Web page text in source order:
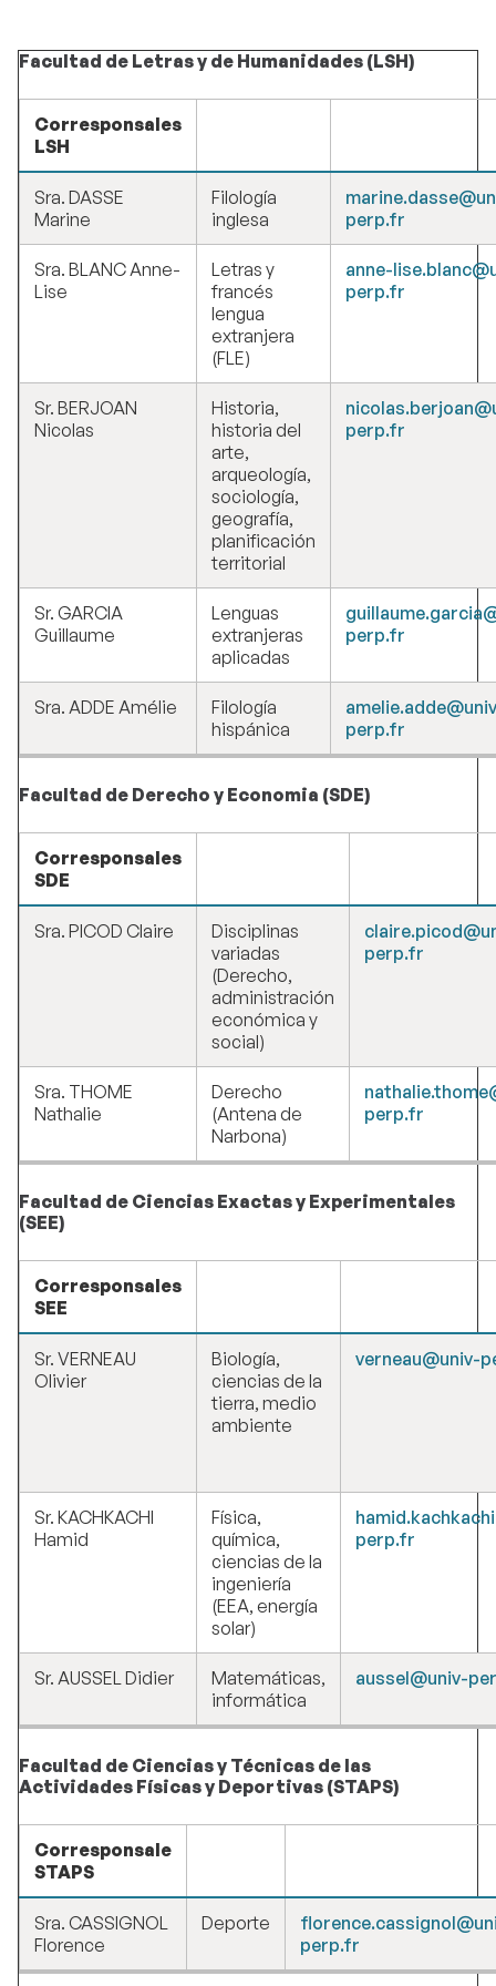
Facultad de Letras y de Humanidades (LSH)
Corresponsales
LSH
Sra. DASSE
Marine
Filología
inglesa
perp.fr
Sra. BLANC Anne-
Lise
Letras y
francés
lengua
extranjera
(FLE)
anne-
perp.fr
Sr. BERJOAN
Nicolas
Historia,
historia del
arte,
arqueología,
sociología,
geografía,
planificación
territorial
perp.fr
Sr. GARCIA
Guillaume
Lenguas
extranjeras
aplicadas
perp.fr
Sra. ADDE Amélie
Filología
hispánica
perp.fr
Facultad de Derecho y Economia (SDE)
Corresponsales
SDE
Sra. PICOD Claire
Disciplinas
variadas
(Derecho,
administración
económica y
social)
perp.fr
Sra. THOME
Nathalie
Derecho
(Antena de
Narbona)
perp.fr
Facultad de Ciencias Exactas y Experimentales
(SEE)
Corresponsales
SEE
Sr. VERNEAU
Olivier
Biología,
ciencias de la
tierra, medio
ambiente
verneau@univ-
Sr. KACHKACHI
Hamid
Física,
química,
ciencias de la
ingeniería
(EEA, energía
solar)
perp.fr
Sr. AUSSEL Didier
Matemáticas,
informática
aussel@univ-
Facultad de Ciencias y Técnicas de las
Actividades Físicas y Deportivas (STAPS)
Corresponsale
STAPS
Sra. CASSIGNOL
Florence
Deporte
perp.fr